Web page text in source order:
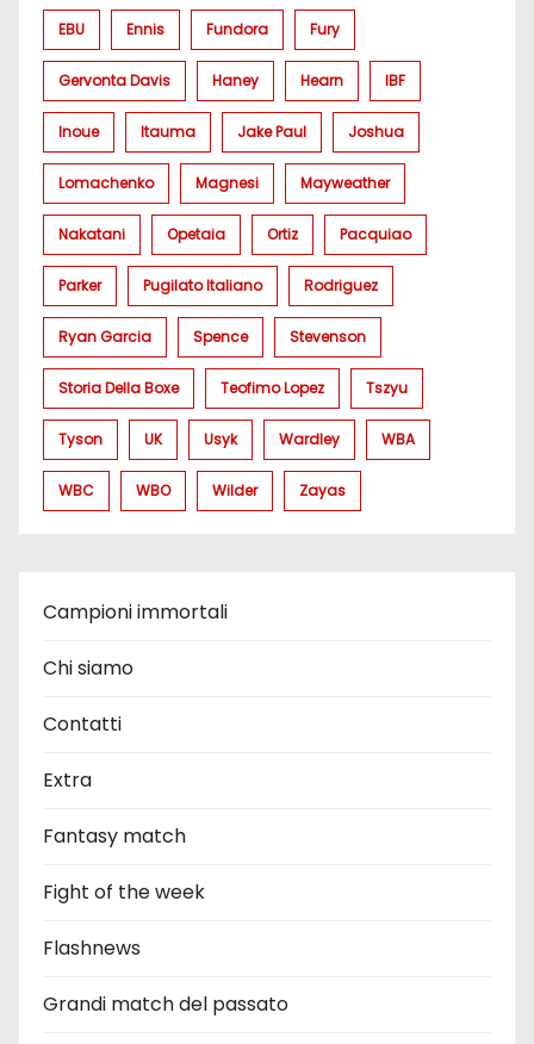
EBU Ennis Fundora Fury
Gervonta Davis Haney Hearn IBF
Inoue Itauma Jake Paul Joshua
Lomachenko Magnesi Mayweather
Nakatani Opetaia Ortiz Pacquiao
Parker Pugilato Italiano Rodriguez
Ryan Garcia Spence Stevenson
Storia Della Boxe Teofimo Lopez Tszyu
Tyson UK Usyk Wardley WBA
WBC WBO Wilder Zayas
Campioni immortali
Chi siamo
Contatti
Extra
Fantasy match
Fight of the week
Flashnews
Grandi match del passato